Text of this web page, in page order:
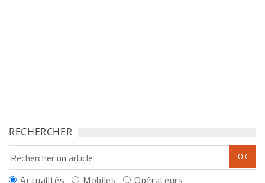
RECHERCHER
Actualités Mobiles Opérateurs